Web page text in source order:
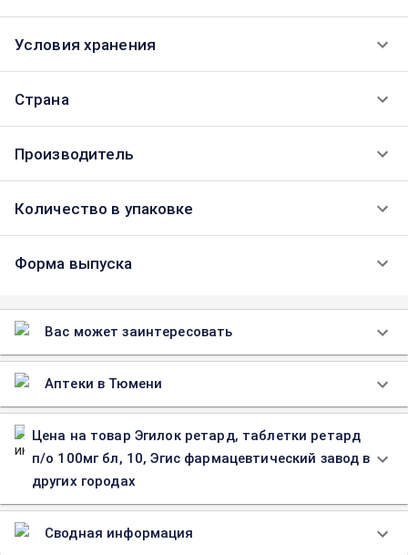
Условия хранения
Страна
Производитель
Количество в упаковке
Форма выпуска
Вас может заинтересовать
Аптеки в Тюмени
Цена на товар Эгилок ретард, таблетки ретард
п/о 100мг бл, 10, Эгис фармацевтический завод в
других городах
Сводная информация